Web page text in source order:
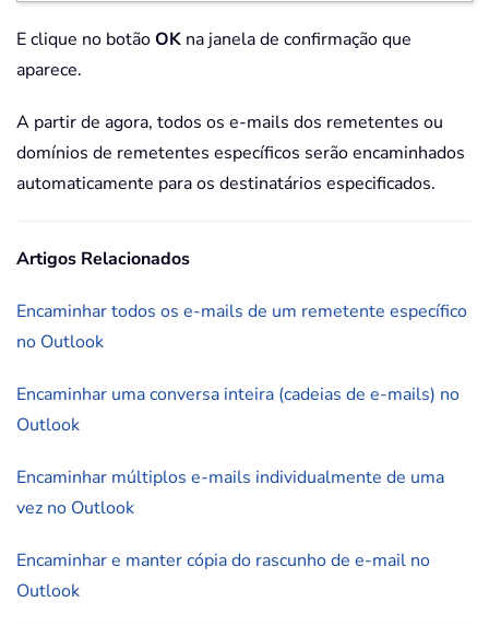
E clique no botãoOK na janela de confirmação que
aparece.
A partir de agora, todos os e-mails dos remetentes ou
domínios de remetentes específicos serão encaminhados
automaticamente para os destinatários especificados.
Artigos Relacionados
Encaminhar todos os e-mails de um remetente específico
no Outlook
Encaminhar uma conversa inteira (cadeias de e-mails) no
Outlook
Encaminhar múltiplos e-mails individualmente de uma
vez no Outlook
Encaminhar e manter cópia do rascunho de e-mail no
Outlook